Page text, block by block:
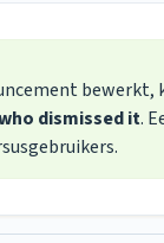
bewerkt,
dismissed it.